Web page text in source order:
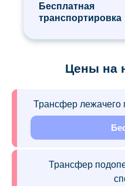
Бесплатная
транспортировка
Цены на
Трансфер лежачего
Трансфер